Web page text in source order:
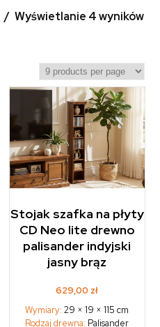
Wyświetlanie 4 wyników
Stojak szafka na płyty
CD Neo lite drewno
palisander indyjski
jasny brąz
629,00 zł
Wymiary:29 × 19 × 115 cm
Rodzaj drewna: Palisander